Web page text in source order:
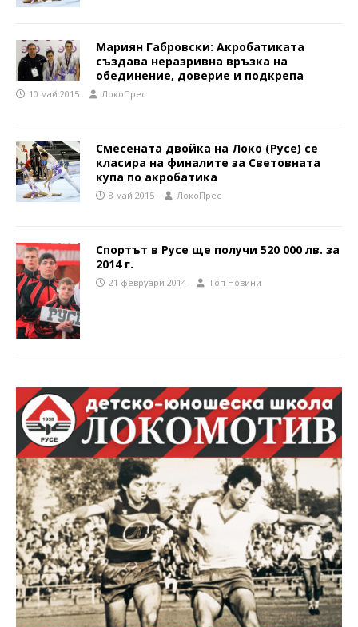
Мариян Габровски: Акробатиката
създава неразривна връзка на
обединение, доверие и подкрепа
10 май 2015 ЛокоПрес
Смесената двойка на Локо (Русе) се
класира на финалите за Световната
купа по акробатика
8 май 2015 ЛокоПрес
Спортът в Русе ще получи 520 000 лв. за
2014 г.
21 февруари 2014 Топ Новини